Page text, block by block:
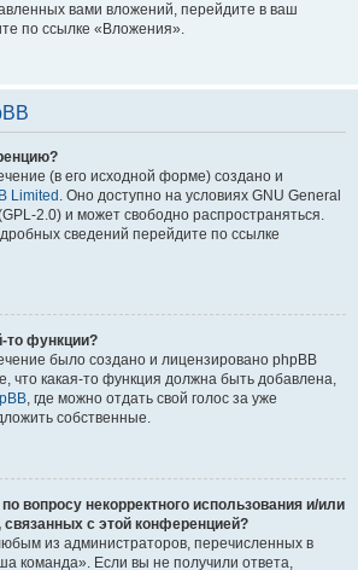
вами вложений, перейдите в ваш
по ссылке «Вложения».
(в его исходной форме) создано и
Limited . Оно доступно на условиях GNU General
2.0) и может свободно распространяться.
сведений перейдите по ссылке
то функции?
было создано и лицензировано phpBB
что какая-то функция должна быть добавлена,
, где можно отдать свой голос за уже
собственные.
вопросу некорректного использования и/или
с этой конференцией?
из администраторов, перечисленных в
команда». Если вы не получили ответа,